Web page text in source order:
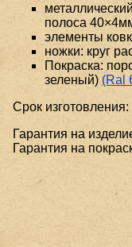
полоса
элементы
ножки: круг
Покраска:
зеленый) (Ral
Срок
Гарантия на
Гарантия на